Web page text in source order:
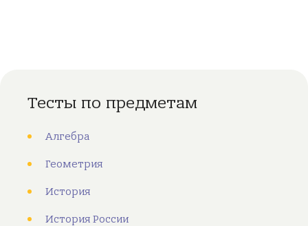
Тесты по предметам
Алгебра
Геометрия
История
История России